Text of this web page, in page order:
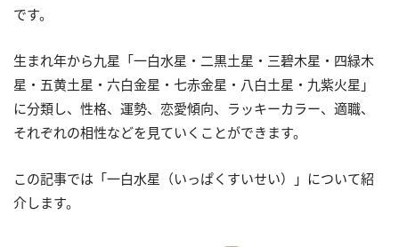
です。
生まれ年から九星「一白水星・二黒土星・三碧木星・四緑木
星・五黄土星・六白金星・七赤金星・八白土星・九紫火星」
に分類し、性格、運勢、恋愛傾向、ラッキーカラー、適職、
それぞれの相性などを見ていくことができます。
この記事では「一白水星（いっぱくすいせい）」について紹
介します。